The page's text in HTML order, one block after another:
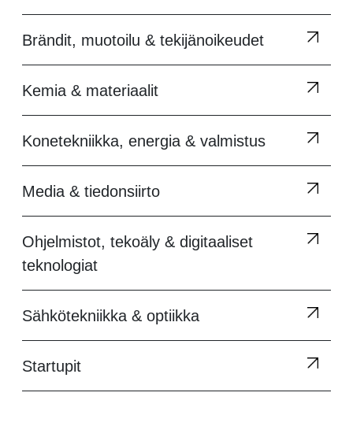
Brändit, muotoilu & tekijänoikeudet
Kemia & materiaalit
Konetekniikka, energia & valmistus
Media & tiedonsiirto
Ohjelmistot, tekoäly & digitaaliset
teknologiat
Sähkötekniikka & optiikka
Startupit